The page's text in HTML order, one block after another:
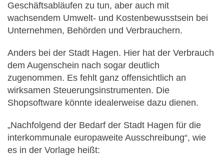
Geschäftsabläufen zu tun, aber auch mit
wachsendem Umwelt- und Kostenbewusstsein bei
Unternehmen, Behörden und Verbrauchern.
Anders bei der Stadt Hagen. Hier hat der Verbrauch
dem Augenschein nach sogar deutlich
zugenommen. Es fehlt ganz offensichtlich an
wirksamen Steuerungsinstrumenten. Die
Shopsoftware könnte idealerweise dazu dienen.
„Nachfolgend der Bedarf der Stadt Hagen für die
interkommunale europaweite Ausschreibung“, wie
es in der Vorlage heißt: